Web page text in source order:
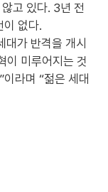
고 있다. 3년 전
이 없다.
가 반격을 개시
이 미루어지는 것
라며 “젊은 세대